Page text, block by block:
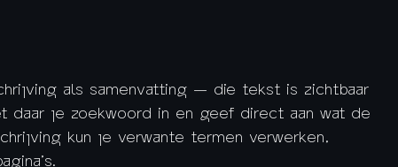
als samenvatting — die tekst is zichtbaar
daar je zoekwoord in en geef direct aan wat de
kun je verwante termen verwerken,